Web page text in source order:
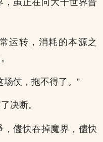
虽正在向大千世界晋
运转，消耗的本源之
场仗，拖不得了。”
决断。
儘快吞掉魔界，儘快